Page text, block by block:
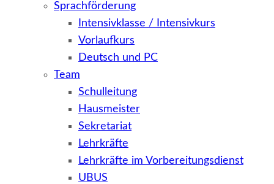
Sprachförderung
Intensivklasse / Intensivkurs
Vorlaufkurs
Deutsch und PC
Team
Schulleitung
Hausmeister
Sekretariat
Lehrkräfte
Lehrkräfte im Vorbereitungsdienst
UBUS